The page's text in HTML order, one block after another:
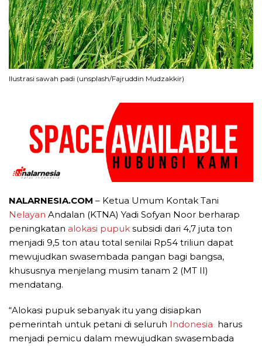
Ilustrasi sawah padi (unsplash/Fajruddin Mudzakkir)
NALARNESIA.COM – Ketua Umum Kontak Tani
Nelayan Andalan (KTNA) Yadi Sofyan Noor berharap
peningkatan alokasi pupuk subsidi dari 4,7 juta ton
menjadi 9,5 ton atau total senilai Rp54 triliun dapat
mewujudkan swasembada pangan bagi bangsa,
khususnya menjelang musim tanam 2 (MT II)
mendatang.
“Alokasi pupuk sebanyak itu yang disiapkan
pemerintah untuk petani di seluruh Indonesia harus
menjadi pemicu dalam mewujudkan swasembada